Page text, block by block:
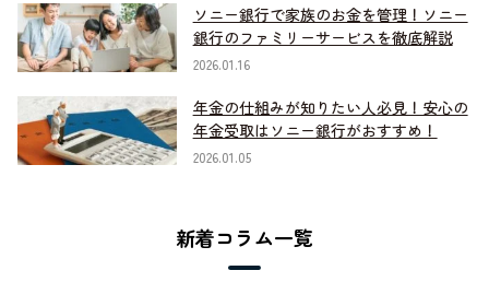
ソニー銀行で家族のお金を管理！ソニー
銀行のファミリーサービスを徹底解説
2026.01.16
年金の仕組みが知りたい人必見！安心の
年金受取はソニー銀行がおすすめ！
2026.01.05
新着コラム一覧